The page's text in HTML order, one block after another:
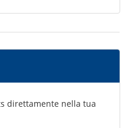
direttamente nella tua